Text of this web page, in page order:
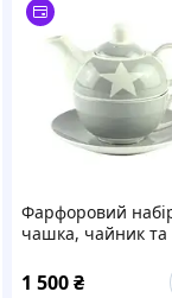
Фарфоровий
чашка, чайник та
німецького
1 500₴